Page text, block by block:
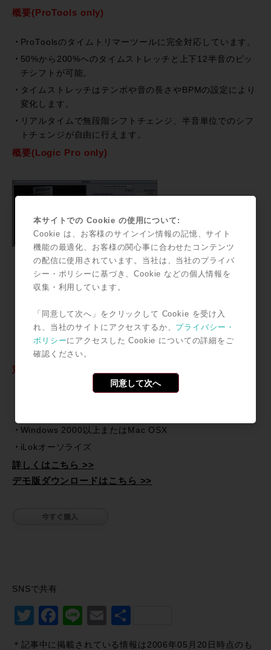
概要(ProTools only)
ProToolsのタイムトリマーツールに完全対応しています。
50%から200%へのタイムストレッチと上下12半音のピッ
チシフトが可能。
タイムストレッチはテンポや音の長さやBPMの設定により
変化します。
リアルタイムで無段階シフトチェンジ、半音単位でのシフ
トチェンジが自由に行えます。
概要(Logic Pro only)
上下36半音のピッチシフトと1/8〜8倍までのタイムストレ
ッチが可能。
ムコードや小節に合わせて変化します。
ピッチシフトはcentで選択可能。
Logic Pro Time Machine™モードで利用可能
対応環境
Windows 2000以上またはMac OSX
iLokオーソライズ
詳しくはこちら >>
デモ版ダウンロードはこちら >>
SNSで共有
Twitter
Facebook
LineEmail
＊記事中に掲載されている情報は2006年05月20日時点のも
本サイトでの Cookie の使用について:
Cookie は、お客様のサインイン情報の記憶、サイト
機能の最適化、お客様の関心事に合わせたコンテンツ
の配信に使用されています。当社は、当社のプライバ
シー・ポリシーに基づき、Cookie などの個人情報を
収集・利用しています。
「同意して次へ」をクリックして Cookie を受け入
れ、当社のサイトにアクセスするか、 プライバシー・
ポリシーにアクセスした Cookie についての詳細をご
確認ください。
同意して次へ